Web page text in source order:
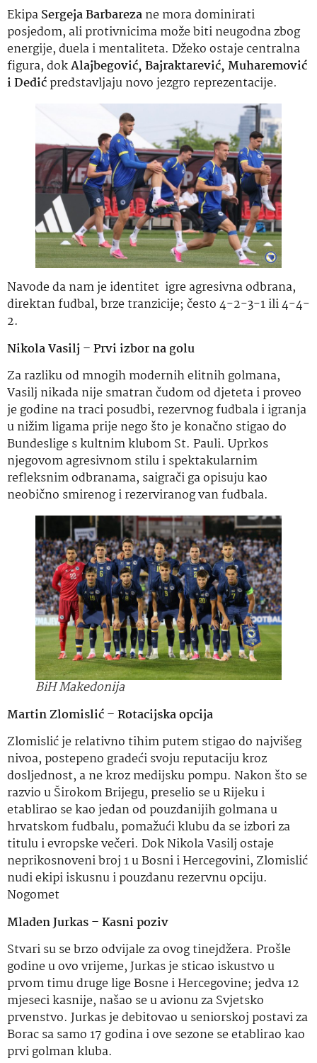
EkipaSergeja Barbarezane mora dominirati
posjedom, ali protivnicima može biti neugodna zbog
energije, duela i mentaliteta. Džeko ostaje centralna
figura, dokAlajbegović, Bajraktarević, Muharemović
i Dedićpredstavljaju novo jezgro reprezentacije.
Navode da nam je identitet igre agresivna odbrana,
direktan fudbal, brze tranzicije; često 4-2-3-1 ili 4-4-
2.
Nikola Vasilj – Prvi izbor na golu
Za razliku od mnogih modernih elitnih golmana,
Vasilj nikada nije smatran čudom od djeteta i proveo
je godine na traci posudbi, rezervnog fudbala i igranja
u nižim ligama prije nego što je konačno stigao do
Bundeslige s kultnim klubom St. Pauli. Uprkos
njegovom agresivnom stilu i spektakularnim
refleksnim odbranama, saigrači ga opisuju kao
neobično smirenog i rezerviranog van fudbala.
BiH Makedonija
Martin Zlomislić – Rotacijska opcija
Zlomislić je relativno tihim putem stigao do najvišeg
nivoa, postepeno gradeći svoju reputaciju kroz
dosljednost, a ne kroz medijsku pompu. Nakon što se
razvio u Širokom Brijegu, preselio se u Rijeku i
etablirao se kao jedan od pouzdanijih golmana u
hrvatskom fudbalu, pomažući klubu da se izbori za
titulu i evropske večeri. Dok Nikola Vasilj ostaje
neprikosnoveni broj 1 u Bosni i Hercegovini, Zlomislić
nudi ekipi iskusnu i pouzdanu rezervnu opciju.
Nogomet
Mladen Jurkas – Kasni poziv
Stvari su se brzo odvijale za ovog tinejdžera. Prošle
godine u ovo vrijeme, Jurkas je sticao iskustvo u
prvom timu druge lige Bosne i Hercegovine; jedva 12
mjeseci kasnije, našao se u avionu za Svjetsko
prvenstvo. Jurkas je debitovao u seniorskoj postavi za
Borac sa samo 17 godina i ove sezone se etablirao kao
prvi golman kluba.